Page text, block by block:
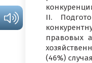
II.
правовых
(46%)